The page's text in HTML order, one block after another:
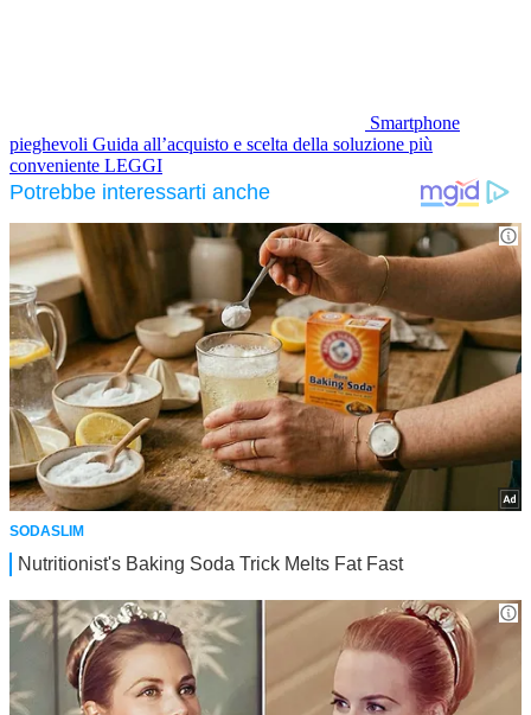
Smartphone
pieghevoli Guida all’acquisto e scelta della soluzione più
conveniente LEGGI